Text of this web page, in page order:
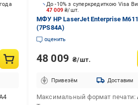
47 009₴/шт.
До -10% з суперкредиткою Visa
МФУ HP LaserJet Enterprise
(7PS84A)
оценить
48 009 ₴/шт.
Привезём Доставим
Максимальный формат печати